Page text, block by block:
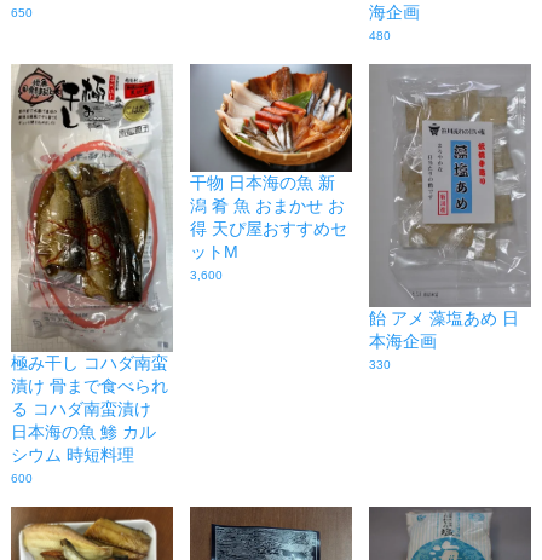
650
海企画
480
極み干し コハダ南蛮
漬け 骨まで食べられ
る コハダ南蛮漬け
日本海の魚 鯵 カル
シウム 時短料理
600
干物 日本海の魚 新
潟 肴 魚 おまかせ お
得 天ぴ屋おすすめセ
ットM
3,600
飴 アメ 藻塩あめ 日
本海企画
330